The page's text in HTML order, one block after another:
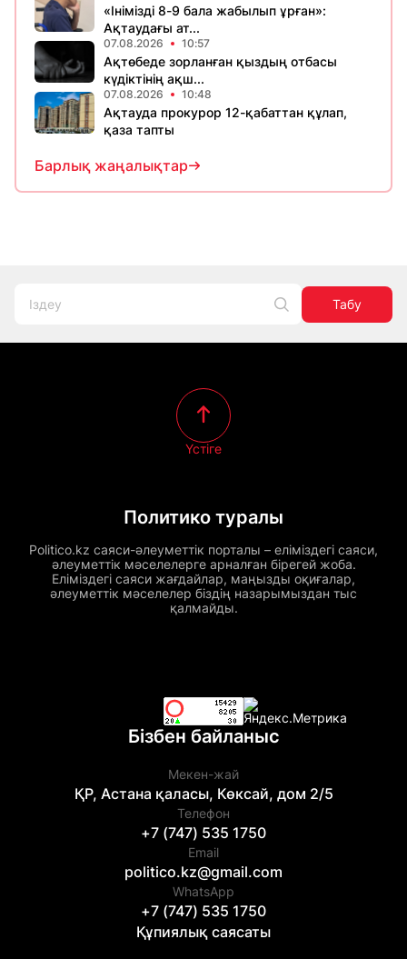
«Інімізді 8-9 бала жабылып ұрған»:
Ақтаудағы ат...
07.08.2026 10:57
Ақтөбеде зорланған қыздың отбасы
күдіктінің ақш...
07.08.2026 10:48
Ақтауда прокурор 12-қабаттан құлап,
қаза тапты
Барлық жаңалықтар
Табу
Политико туралы
Politico.kz саяси-әлеуметтік порталы – еліміздегі саяси,
әлеуметтік мәселелерге арналған бірегей жоба.
Еліміздегі саяси жағдайлар, маңызды оқиғалар,
әлеуметтік мәселелер біздің назарымыздан тыс
қалмайды.
Үстіге
Бізбен байланыс
Мекен-жай
ҚР, Астана қаласы, Көксай, дом 2/5
Телефон
+7 (747) 535 1750
Email
politico.kz@gmail.com
WhatsApp
+7 (747) 535 1750
Құпиялық саясаты